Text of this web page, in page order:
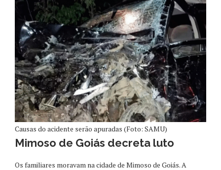
Causas do acidente serão apuradas (Foto: SAMU)
Mimoso de Goiás decreta luto
Os familiares moravam na cidade de Mimoso de Goiás. A